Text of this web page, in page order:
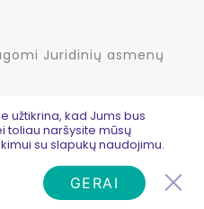
Juridinių asmenų
politika
užtikrina, kad Jums bus
toliau naršysite mūsų
su slapukų naudojimu.
GERAI